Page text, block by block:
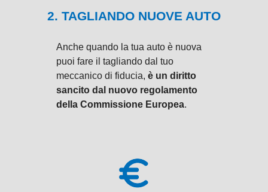
2. TAGLIANDO NUOVE AUTO
Anche quando la tua auto è nuova
puoi fare il tagliando dal tuo
meccanico di fiducia, è un diritto
sancito dal nuovo regolamento
della Commissione Europea.